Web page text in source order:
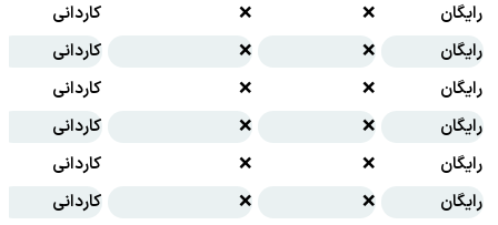
رایگان
❌
❌
کاردانی
رایگان
❌
❌
کاردانی
رایگان
❌
❌
کاردانی
رایگان
❌
❌
کاردانی
رایگان
❌
❌
کاردانی
رایگان
❌
❌
کاردانی